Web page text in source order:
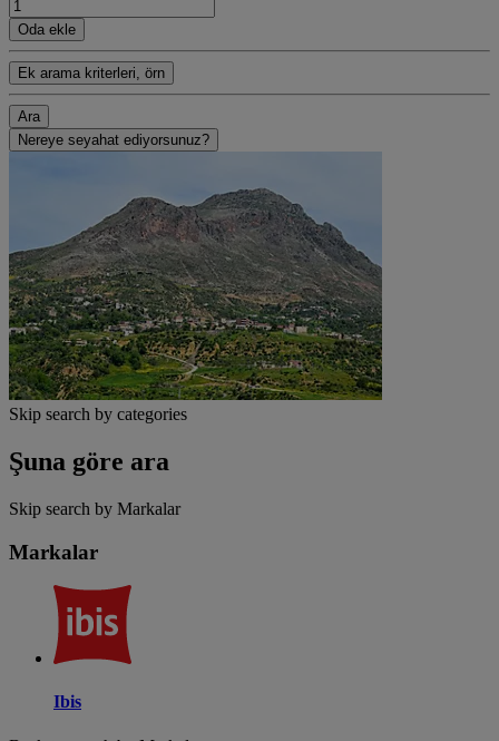
Oda ekle
Ek arama kriterleri, örn
Ara
Nereye seyahat ediyorsunuz?
Skip search by categories
Şuna göre ara
Skip search by Markalar
Markalar
Ibis